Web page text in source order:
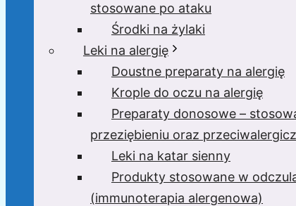
stosowane po ataku
Środki na żylaki
Leki na alergię
Doustne preparaty na alergię
Krople do oczu na alergię
Preparaty donosowe –
przeziębieniu oraz
Leki na katar sienny
Produkty stosowane w
(immunoterapia alergenowa)